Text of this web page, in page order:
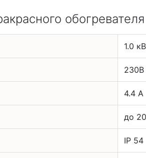
1.0
230В
4.4 А
до
IP 54